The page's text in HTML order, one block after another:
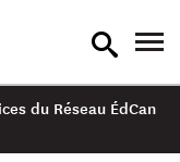
recherche
bascule
du Réseau ÉdCan